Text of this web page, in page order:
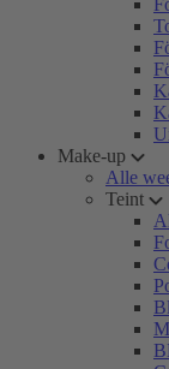
Make-up
Alle
Teint